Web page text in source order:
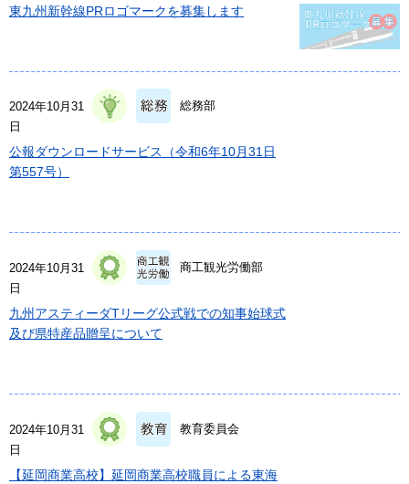
東九州新幹線PRロゴマークを募集します
2024年10月31
日
総務部
公報ダウンロードサービス（令和6年10月31日
第557号）
2024年10月31
日
商工観光労働部
九州アスティーダTリーグ公式戦での知事始球式
及び県特産品贈呈について
2024年10月31
日
教育委員会
【延岡商業高校】延岡商業高校職員による東海